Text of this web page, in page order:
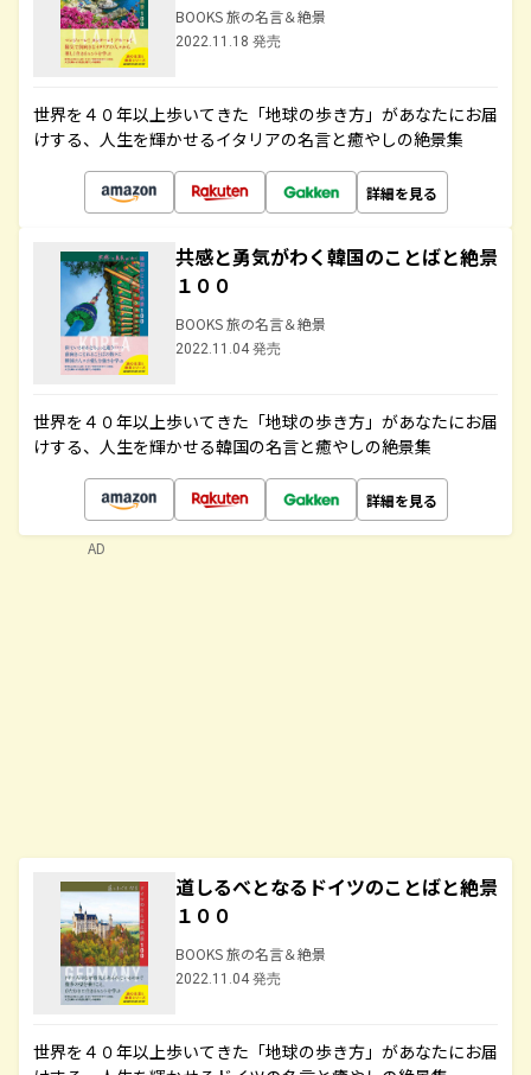
BOOKS 旅の名言＆絶景
2022.11.18 発売
世界を４０年以上歩いてきた「地球の歩き方」があなたにお届
けする、人生を輝かせるイタリアの名言と癒やしの絶景集
詳細を見る
共感と勇気がわく韓国のことばと絶景
１００
BOOKS 旅の名言＆絶景
2022.11.04 発売
世界を４０年以上歩いてきた「地球の歩き方」があなたにお届
けする、人生を輝かせる韓国の名言と癒やしの絶景集
詳細を見る
道しるべとなるドイツのことばと絶景
１００
BOOKS 旅の名言＆絶景
2022.11.04 発売
世界を４０年以上歩いてきた「地球の歩き方」があなたにお届
AD